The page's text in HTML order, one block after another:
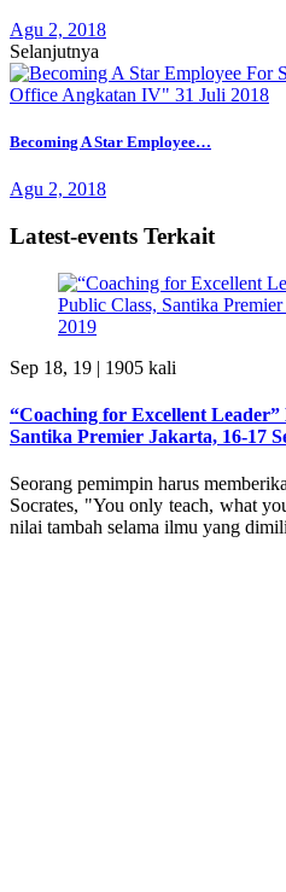
Agu 2, 2018
Selanjutnya
Becoming A Star Employee…
Agu 2, 2018
Latest-events Terkait
Sep 18, 19 | 1905 kali
“Coaching for Excellent
Santika Premier Jakarta, 16-17
Seorang pemimpin harus
Socrates, "You only teach, what
nilai tambah selama ilmu yang